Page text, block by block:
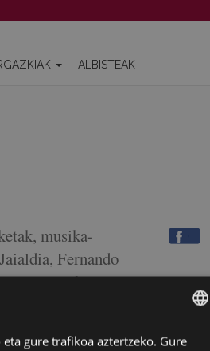
ALBISTEAK
musika-
Fernando
semeak.
Olentzero...
BASQUE
gure trafikoa aztertzeko. Gure